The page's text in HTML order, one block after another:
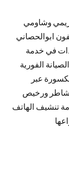
وشاومي
ابوالحصاني
في خدمة
الفورية
عبر
شاطر ورخيص
تنشيف الهاتف